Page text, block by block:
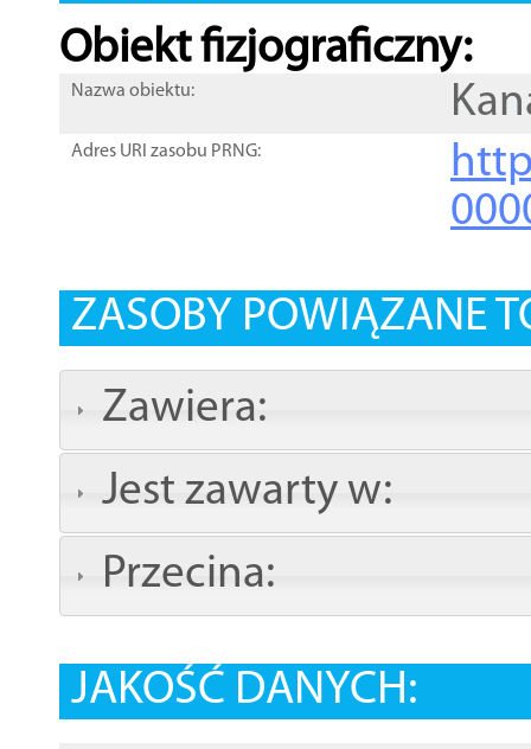
Obiekt fizjograficzny:
Nazwa obiektu:
Adres URI zasobu PRNG:
ZASOBY POWIĄZANE
Zawiera:
Jest zawarty w:
Przecina:
JAKOŚĆ DANYCH: